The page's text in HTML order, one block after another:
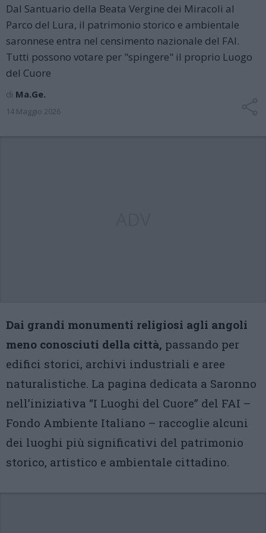
Dal Santuario della Beata Vergine dei Miracoli al
Parco del Lura, il patrimonio storico e ambientale
saronnese entra nel censimento nazionale del FAI.
Tutti possono votare per "spingere" il proprio Luogo
del Cuore
di Ma.Ge.
14 Maggio 2026
Dai grandi monumenti religiosi agli angoli
meno conosciuti della città, passando per
edifici storici, archivi industriali e aree
naturalistiche. La pagina dedicata a Saronno
nell’iniziativa “I Luoghi del Cuore” del FAI –
Fondo Ambiente Italiano – raccoglie alcuni
dei luoghi più significativi del patrimonio
storico, artistico e ambientale cittadino.